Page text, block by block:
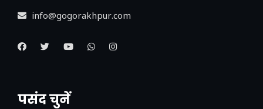
info@gogorakhpur.com
पसंद चुनें